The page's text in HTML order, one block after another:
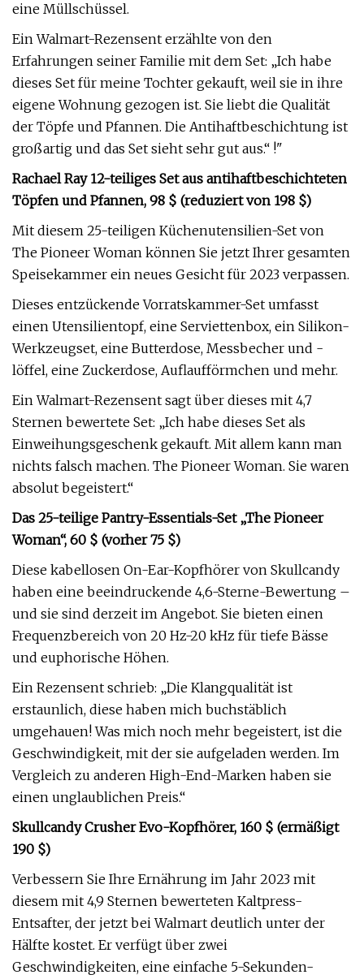
eine Müllschüssel.
Ein Walmart-Rezensent erzählte von den
Erfahrungen seiner Familie mit dem Set: „Ich habe
dieses Set für meine Tochter gekauft, weil sie in ihre
eigene Wohnung gezogen ist. Sie liebt die Qualität
der Töpfe und Pfannen. Die Antihaftbeschichtung ist
großartig und das Set sieht sehr gut aus.“ !"
Rachael Ray 12-teiliges Set aus antihaftbeschichteten
Töpfen und Pfannen, 98 $ (reduziert von 198 $)
Mit diesem 25-teiligen Küchenutensilien-Set von
The Pioneer Woman können Sie jetzt Ihrer gesamten
Speisekammer ein neues Gesicht für 2023 verpassen.
Dieses entzückende Vorratskammer-Set umfasst
einen Utensilientopf, eine Serviettenbox, ein Silikon-
Werkzeugset, eine Butterdose, Messbecher und -
löffel, eine Zuckerdose, Auflaufförmchen und mehr.
Ein Walmart-Rezensent sagt über dieses mit 4,7
Sternen bewertete Set: „Ich habe dieses Set als
Einweihungsgeschenk gekauft. Mit allem kann man
nichts falsch machen. The Pioneer Woman. Sie waren
absolut begeistert.“
Das 25-teilige Pantry-Essentials-Set „The Pioneer
Woman“, 60 $ (vorher 75 $)
Diese kabellosen On-Ear-Kopfhörer von Skullcandy
haben eine beeindruckende 4,6-Sterne-Bewertung –
und sie sind derzeit im Angebot. Sie bieten einen
Frequenzbereich von 20 Hz-20 kHz für tiefe Bässe
und euphorische Höhen.
Ein Rezensent schrieb: „Die Klangqualität ist
erstaunlich, diese haben mich buchstäblich
umgehauen! Was mich noch mehr begeistert, ist die
Geschwindigkeit, mit der sie aufgeladen werden. Im
Vergleich zu anderen High-End-Marken haben sie
einen unglaublichen Preis.“
Skullcandy Crusher Evo-Kopfhörer, 160 $ ​​(ermäßigt
190 $)
Verbessern Sie Ihre Ernährung im Jahr 2023 mit
diesem mit 4,9 Sternen bewerteten Kaltpress-
Entsafter, der jetzt bei Walmart deutlich unter der
Hälfte kostet. Er verfügt über zwei
Geschwindigkeiten, eine einfache 5-Sekunden-